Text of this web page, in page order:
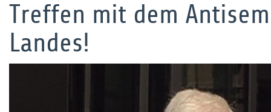
Treffen mit dem
Landes!